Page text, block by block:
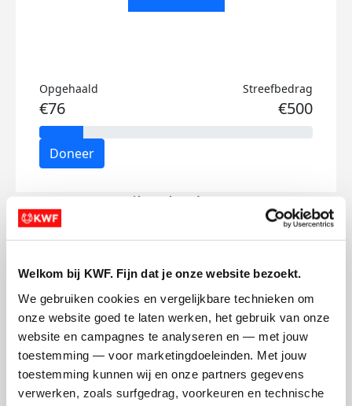
Welkom bij KWF. Fijn dat je onze website bezoekt.
We gebruiken cookies en vergelijkbare technieken om
onze website goed te laten werken, het gebruik van onze
website en campagnes te analyseren en — met jouw
toestemming — voor marketingdoeleinden. Met jouw
toestemming kunnen wij en onze partners gegevens
verwerken, zoals surfgedrag, voorkeuren en technische
Opgehaald
€76
Streefbedrag
€500
Doneer
Lily's badges